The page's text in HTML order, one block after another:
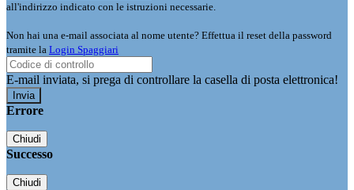
all'indirizzo indicato con le istruzioni necessarie.
Non hai una e-mail associata al nome utente? Effettua il reset della password
tramite la Login Spaggiari
E-mail inviata, si prega di controllare la casella di posta elettronica!
Errore
Chiudi
Successo
Chiudi